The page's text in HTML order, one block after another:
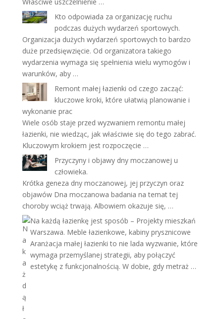
Kto odpowiada za organizację ruchu
podczas dużych wydarzeń sportowych.
Organizacja dużych wydarzeń sportowych to bardzo
duże przedsięwzięcie. Od organizatora takiego
wydarzenia wymaga się spełnienia wielu wymogów i
warunków, aby …
Remont małej łazienki od czego zacząć:
kluczowe kroki, które ułatwią planowanie i
wykonanie prac
Wiele osób staje przed wyzwaniem remontu małej
łazienki, nie wiedząc, jak właściwie się do tego zabrać.
Kluczowym krokiem jest rozpoczęcie …
Przyczyny i objawy dny moczanowej u
człowieka.
Krótka geneza dny moczanowej, jej przyczyn oraz
objawów Dna moczanowa badania na temat tej
choroby wciąż trwają. Albowiem okazuje się, …
Na każdą łazienkę jest sposób – Projekty mieszkań
Warszawa. Meble łazienkowe, kabiny prysznicowe
Aranżacja małej łazienki to nie lada wyzwanie, które
wymaga przemyślanej strategii, aby połączyć
estetykę z funkcjonalnością. W dobie, gdy metraż …